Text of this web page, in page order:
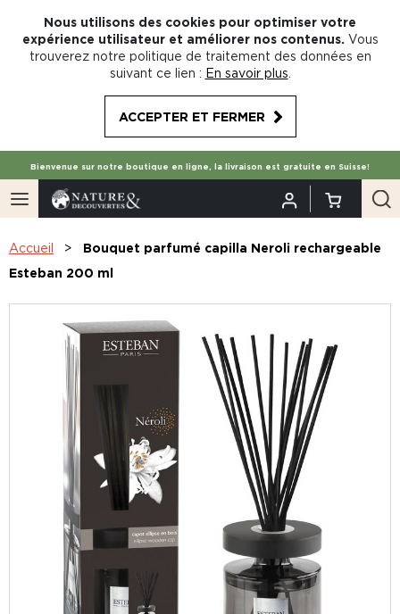
Nous utilisons des cookies pour optimiser votre
expérience utilisateur et améliorer nos contenus. Vous
trouverez notre politique de traitement des données en
suivant ce lien : En savoir plus
ACCEPTER ET FERMER
Bienvenue sur notre boutique en ligne, la livraison est gratuite en Suisse!
Accueil
Bouquet parfumé capilla Neroli rechargeable
Esteban 200 ml